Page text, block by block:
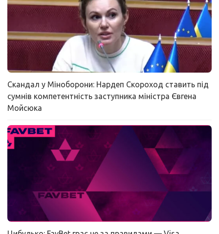
Скандал у Міноборони: Нардеп Скороход ставить під
сумнів компетентність заступника міністра Євгена
Мойсюка